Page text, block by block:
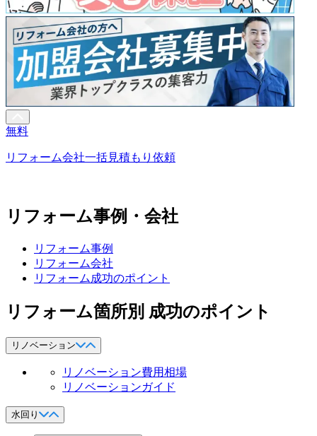
無料
リフォーム会社一括見積もり依頼
リフォーム事例・会社
リフォーム事例
リフォーム会社
リフォーム成功のポイント
リフォーム箇所別 成功のポイント
リノベーション
リノベーション費用相場
リノベーションガイド
水回り